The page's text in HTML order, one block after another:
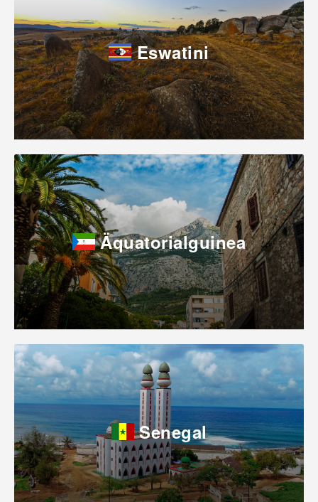
Eswatini
Äquatorialguinea
Senegal